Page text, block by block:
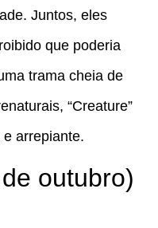
Juntos, eles
que poderia
trama cheia de
“Creature”
arrepiante.
outubro)